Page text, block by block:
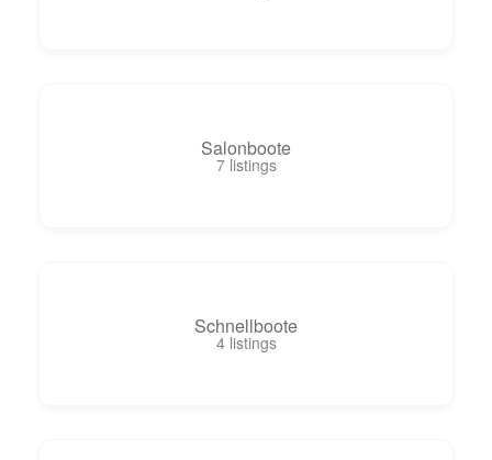
Salonboote
7 listings
Schnellboote
4 listings